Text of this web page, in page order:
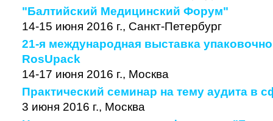
"Балтийский Медицинский Форум"
14-15 июня 2016 г., Санкт-Петербург
21-я международная выставка
RosUpack
14-17 июня 2016 г., Москва
Практический семинар на тему аудита в
3 июня 2016 г., Москва